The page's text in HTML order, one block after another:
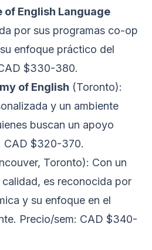
of English Language
por sus programas co-op
enfoque práctico del
$330-380.
of English (Toronto):
y un ambiente
buscan un apoyo
CAD $320-370.
Toronto): Con un
es reconocida por
y su enfoque en el
Precio/sem: CAD $340-